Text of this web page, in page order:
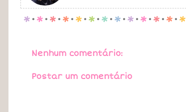
p . p . p . p . p . p . p . p . p . p . p . p . p
Nenhum comentário:
Postar um comentário